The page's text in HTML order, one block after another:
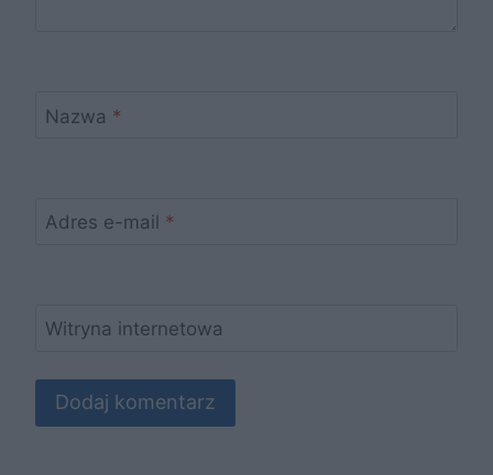
Nazwa *
Adres e-mail *
Witryna internetowa